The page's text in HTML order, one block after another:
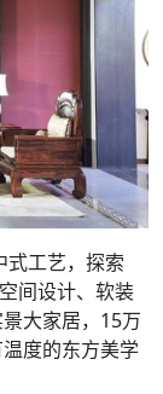
式工艺，探索
间设计、软装
大家居，15万
度的东方美学